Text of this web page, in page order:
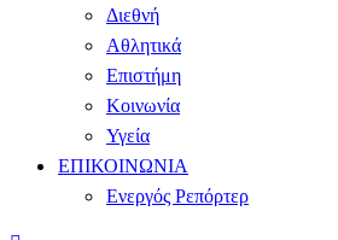
Διεθνή
Αθλητικά
Επιστήμη
Κοινωνία
Υγεία
ΕΠΙΚΟΙΝΩΝΙΑ
Ενεργός Ρεπόρτερ